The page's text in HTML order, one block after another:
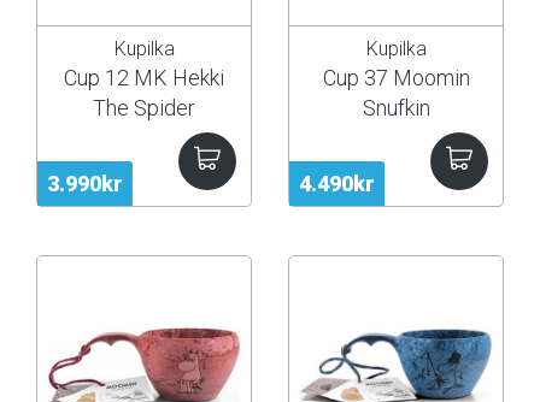
3.990kr
Kupilka
Cup 12 MK Hekki
The Spider
4.490kr
Kupilka
Cup 37 Moomin
Snufkin